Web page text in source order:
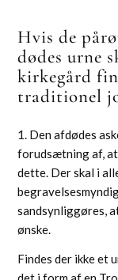
Hvis de
dødes urne
kirkegård
traditionel
1. Den afdødes
forudsætning af,
dette. Der skal i
sandsynliggøres,
ønske.
Findes der ikke et